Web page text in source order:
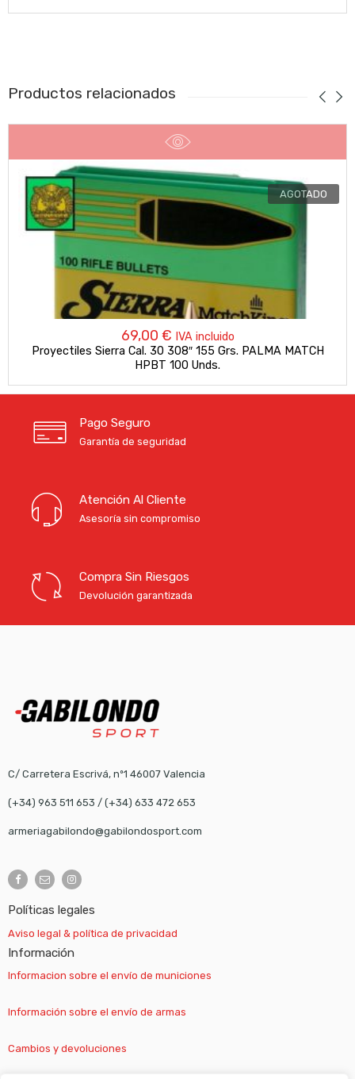
Productos relacionados
AGOTADO
69,00 € IVA incluido
Proyectiles Sierra Cal. 30 308″ 155 Grs. PALMA MATCH
HPBT 100 Unds.
Pago Seguro
Garantía de seguridad
Atención Al Cliente
Asesoría sin compromiso
Compra Sin Riesgos
Devolución garantizada
C/ Carretera Escrivá, nº1 46007 Valencia
(+34) 963 511 653 / (+34) 633 472 653
armeriagabilondo@gabilondosport.com
Políticas legales
Aviso legal & política de privacidad
Información
Informacion sobre el envío de municiones
Información sobre el envío de armas
Cambios y devoluciones